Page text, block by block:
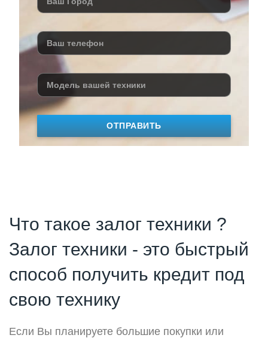
ОТПРАВИТЬ
Что такое залог техники ?
Залог техники - это быстрый
способ получить кредит под
свою технику
Если Вы планируете большие покупки или